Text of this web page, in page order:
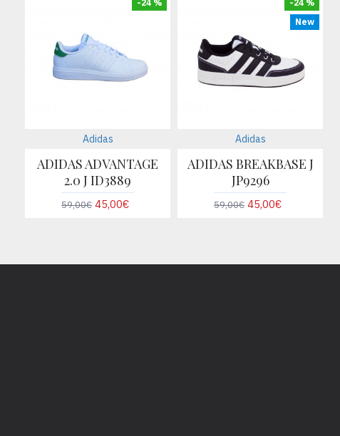
-24 %
Adidas
ADIDAS ADVANTAGE
2.0 J ID3889
59,00€ 45,00€
New
-24 %
Adidas
ADIDAS BREAKBASE J
JP9296
59,00€ 45,00€